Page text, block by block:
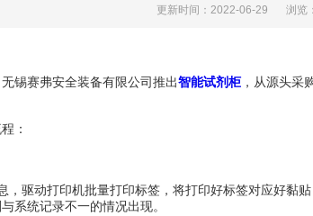
更新时间：2022-06-29 浏览
锡赛弗安全装备有限公司推出智能试剂柜，从源头采
：
动打印机批量打印标签，将打印好标签对应好黏
系统记录不一的情况出现。